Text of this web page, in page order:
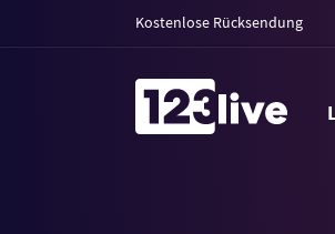
Kostenlose Rücksendung